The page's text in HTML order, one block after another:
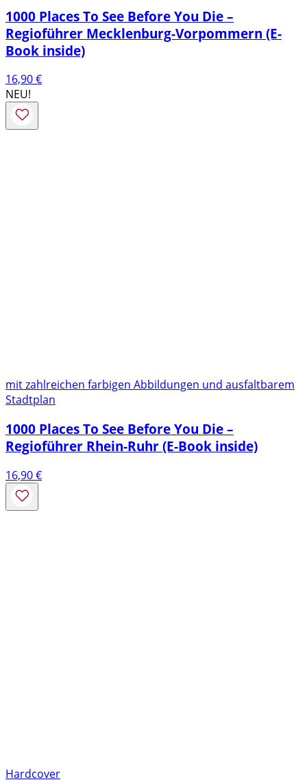
1000 Places To See Before You Die –
Regioführer Mecklenburg-Vorpommern (E-
Book inside)
16,90€
NEU!
mit zahlreichen farbigen Abbildungen und ausfaltbarem
Stadtplan
1000 Places To See Before You Die –
Regioführer Rhein-Ruhr (E-Book inside)
16,90€
Hardcover